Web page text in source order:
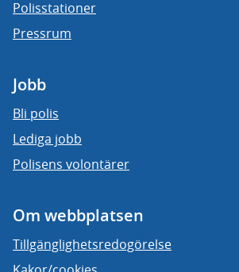
Polisstationer
Pressrum
Jobb
Bli polis
Lediga jobb
Polisens volontärer
Om webbplatsen
Tillgänglighetsredogörelse